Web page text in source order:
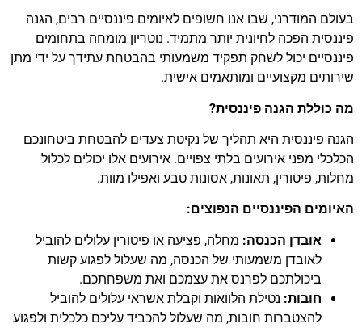
בעולם המודרני, שבו אנו חשופים לאיומים פיננסיים רבים, הגנה
פיננסית הפכה לחיונית יותר מתמיד. נוטריון מומחה בתחומים
פיננסיים יכול לשחק תפקיד משמעותי בהבטחת עתידך על ידי מתן
שירותים מקצועיים ומותאמים אישית.
מה כוללת הגנה פיננסית?
הגנה פיננסית היא תהליך של נקיטת צעדים להבטחת ביטחונכם
הכלכלי מפני אירועים בלתי צפויים. אירועים אלו יכולים לכלול
מחלות, פיטורין, תאונות, אסונות טבע ואפילו מוות.
האיומים הפיננסיים הנפוצים:
אובדן הכנסה: מחלה, פציעה או פיטורין עלולים להוביל
לאובדן משמעותי של הכנסה, מה שעלול לפגוע קשות
ביכולתכם לפרנס את עצמכם ואת משפחתכם.
חובות: נטילת הלוואות וקבלת אשראי עלולים להוביל
להצטברות חובות, מה שעלול להכביד עליכם כלכלית ולפגוע